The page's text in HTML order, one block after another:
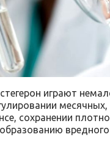
играют
месячных,
сохранении